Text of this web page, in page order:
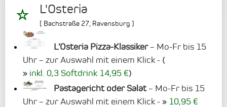
L'Osteria
[ Bachstraße 27 Ravensburg ]
L’Osteria Pizza-Klassiker– Mo-Fr bis 15
Uhr – zur Auswahl mit einem Klick - (
inkl. 0,3 Softdrink 14,95 €)
Pastagericht oder Salat– Mo-Fr bis 15
Uhr – zur Auswahl mit einem Klick -
10,95 €